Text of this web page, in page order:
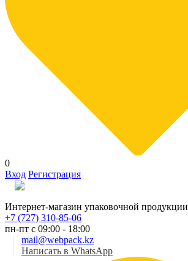
0
Вход Регистрация
Интернет-магазин упаковочной продукции
+7 (727) 310-85-06
пн-пт с 09:00 - 18:00
mail@webpack.kz
Написать в WhatsApp